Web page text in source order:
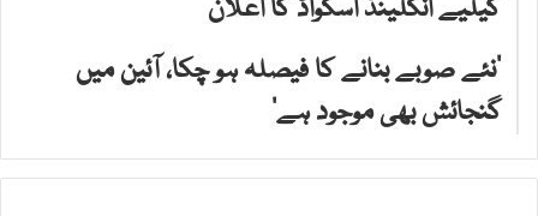
کیلیے انگلینڈ اسکواڈ کا اعلان
’نئے صوبے بنانے کا فیصلہ ہو چکا، آئین میں
گنجائش بھی موجود ہے‘